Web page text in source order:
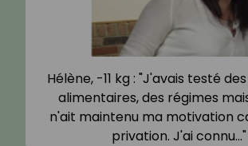
Hélène, -11 kg : "J'avais testé
alimentaires, des régimes
n'ait maintenu ma motivation
privation. J'ai connu…"